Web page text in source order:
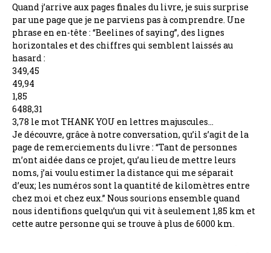
Quand j’arrive aux pages finales du livre, je suis surprise
par une page que je ne parviens pas à comprendre. Une
phrase en en-tête : “Beelines of saying”, des lignes
horizontales et des chiffres qui semblent laissés au
hasard :
349,45
49,94
1,85
6488,31
3,78 le mot THANK YOU en lettres majuscules…
Je découvre, grâce à notre conversation, qu’il s’agit de la
page de remerciements du livre : “Tant de personnes
m’ont aidée dans ce projet, qu’au lieu de mettre leurs
noms, j’ai voulu estimer la distance qui me séparait
d’eux; les numéros sont la quantité de kilomètres entre
chez moi et chez eux.” Nous sourions ensemble quand
nous identifions quelqu’un qui vit à seulement 1,85 km et
cette autre personne qui se trouve à plus de 6000 km.